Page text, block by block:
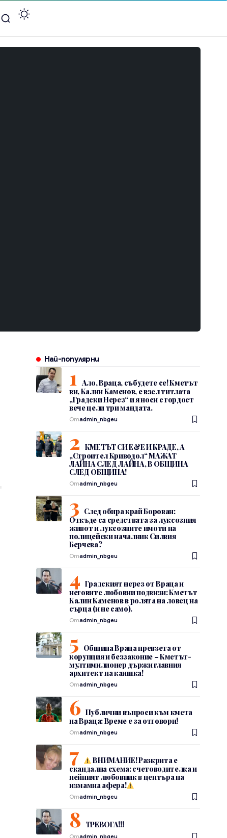
Най-популярни
Ало, Враца, събудете се! Кметът
ви, Калин Каменов, е взел титлата
„Градски Нерез“ и я носи с гордост
вече цели три мандата.
Отadmin_nbgeu
КМЕТЪТ СИ Е&Е И КРАДЕ, А
„Строител Криводол“ МАЖАТ
ЛАЙНА СЛЕД ЛАЙНА, В ОБЩИНА
СЛЕД ОБЩИНА!
Отadmin_nbgeu
След обира край Борован:
Откъде са средствата за луксозния
живот и луксозните имоти на
полицейски началник Силвия
Берчева?
Отadmin_nbgeu
Градският нерез от Враца и
неговите любовни подвизи: Кметът
Калин Каменов в ролята на ловец на
сърца (и не само).
Отadmin_nbgeu
Община Враца превзета от
корупция и беззаконие – Кметът-
мултимилионер държи главния
архитект на каишка!
Отadmin_nbgeu
Публични въпроси към кмета
на Враца: Време е за отговори!
Отadmin_nbgeu
ВНИМАНИЕ! Разкрита е
скандална схема: счетоводителка и
нейният любовник в центъра на
измамна афера!
Отadmin_nbgeu
ТРЕВОГА!!!